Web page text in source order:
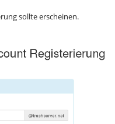
sollte erscheinen.